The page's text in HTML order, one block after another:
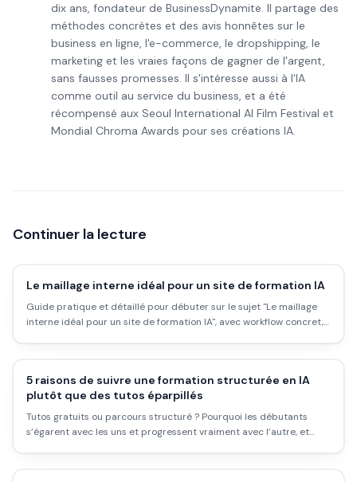
dix ans, fondateur de BusinessDynamite. Il partage des
méthodes concrètes et des avis honnêtes sur le
business en ligne, l'e-commerce, le dropshipping, le
marketing et les vraies façons de gagner de l'argent,
sans fausses promesses. Il s'intéresse aussi à l'IA
comme outil au service du business, et a été
récompensé aux Seoul International AI Film Festival et
Mondial Chroma Awards pour ses créations IA.
Continuer la lecture
Le maillage interne idéal pour un site de formation IA
Guide pratique et détaillé pour débuter sur le sujet "Le maillage
interne idéal pour un site de formation IA", avec workflow concret,
5 raisons de suivre une formation structurée en IA
plutôt que des tutos éparpillés
Tutos gratuits ou parcours structuré ? Pourquoi les débutants
s’égarent avec les uns et progressent vraiment avec l’autre, et